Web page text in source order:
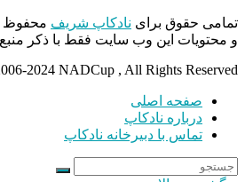
تمامی حقوق برای نادکاپ شریف محفوظ
و محتویات این وب سایت فقط با ذکر
2024 NADCup , All Rights Reserved
صفحه اصلی
درباره نادکاپ
تماس با دبیرخانه نادکاپ